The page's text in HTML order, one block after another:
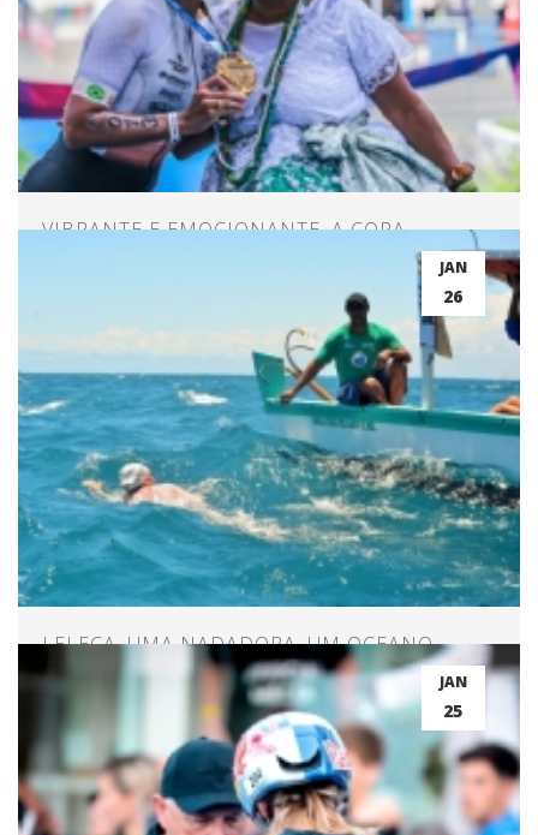
VIBRANTE E EMOCIONANTE, A COPA
NORDESTE DE TRIATHLON EM SALVADOR!
JAN
26
LELECA, UMA NADADORA, UM OCEANO,
CARAVELAS E 60 KM DE CORAGEM
JAN
25